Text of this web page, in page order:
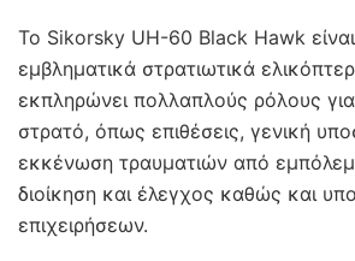
Το Sikorsky UH-60 Black Hawk
εμβληματικά στρατιωτικά
εκπληρώνει πολλαπλούς ρόλους
στρατό, όπως επιθέσεις, γενική
εκκένωση τραυματιών από
διοίκηση και έλεγχος καθώς και
επιχειρήσεων.